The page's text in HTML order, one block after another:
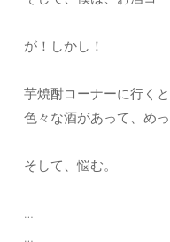
が！しかし！
芋焼酎コーナーに行くと
色々な酒があって、め
そして、悩む。
…
…